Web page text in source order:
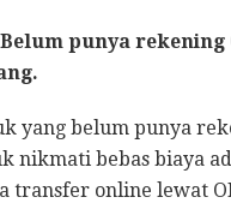
Belum punya rekening
yang belum punya
nikmati bebas biaya
transfer online lewat